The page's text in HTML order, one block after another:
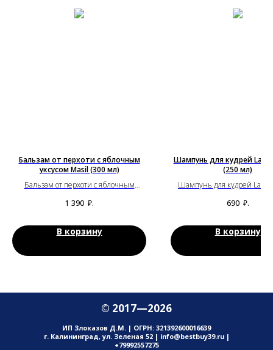
Бальзам от перхоти с яблочным
уксусом Masil (300 мл)
Бальзам от перхоти с яблочным
1 390 ₽.
В корзину
Шампунь для кудрей
(250 мл)
Шампунь для кудрей
690 ₽.
В корзину
© 2017—2026
ИП Злоказов Д.М. | ОГРН: 321392600016639
г. Калининград, ул. Зеленая 52 | info@bestbuy39.ru |
+79992557275